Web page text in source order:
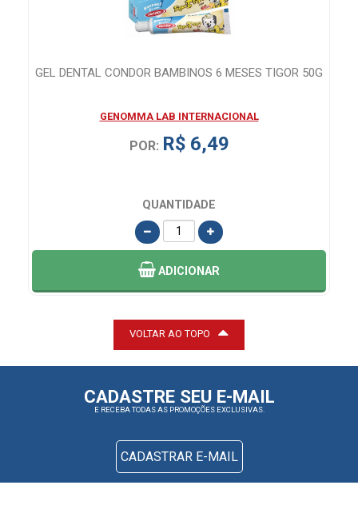
GEL DENTAL CONDOR BAMBINOS 6 MESES TIGOR 50G
GENOMMA LAB INTERNACIONAL
POR: R$ 6,49
QUANTIDADE
ADICIONAR
VOLTAR AO TOPO
CADASTRE SEU E-MAIL
E RECEBA TODAS AS PROMOÇÕES EXCLUSIVAS.
CADASTRAR E-MAIL